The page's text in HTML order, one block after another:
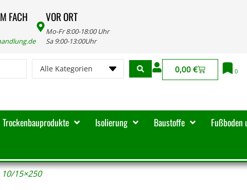
FACH VOR ORT
Mo-Fr 8:00-18:00 Uhr
Sa 9:00-13:00Uhr
Alle Kategorien 0,00 € 0
Trockenbauprodukte Isolierung Baustoffe
Fußboden
15×250